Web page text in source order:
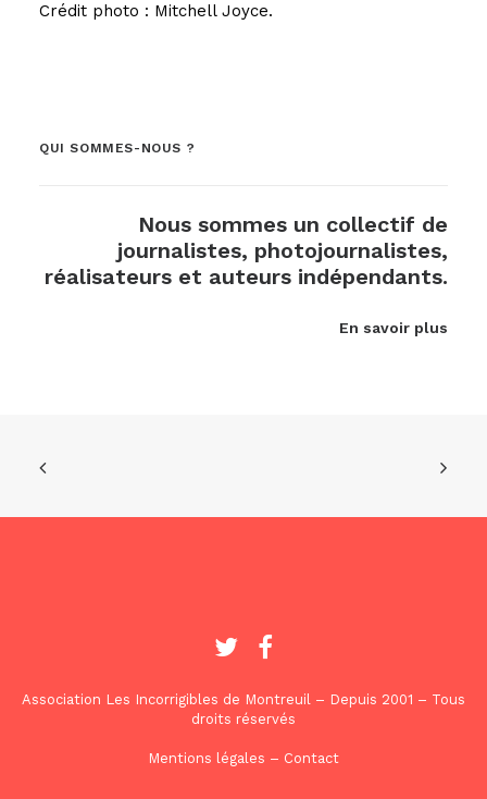
Crédit photo : Mitchell Joyce.
QUI SOMMES-NOUS ?
Nous sommes un collectif de
journalistes, photojournalistes,
réalisateurs et auteurs indépendants.
En savoir plus
Association Les Incorrigibles de Montreuil – Depuis 2001 – Tous
droits réservés
Mentions légales – Contact